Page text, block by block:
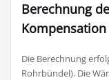
Berechnung
Die Berechnung
Rohrbündel). Die